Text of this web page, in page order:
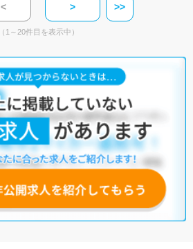
< > >>
（1～20件目を表示中）